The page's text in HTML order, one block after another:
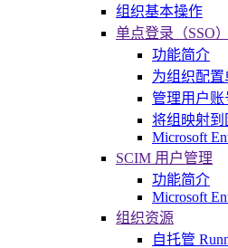
组织基本操作
单点登录（SSO）
功能简介
为组织配置
管理用户账
将组映射到
Microsoft
SCIM 用户管理
功能简介
Microsoft
组织资源
自托管